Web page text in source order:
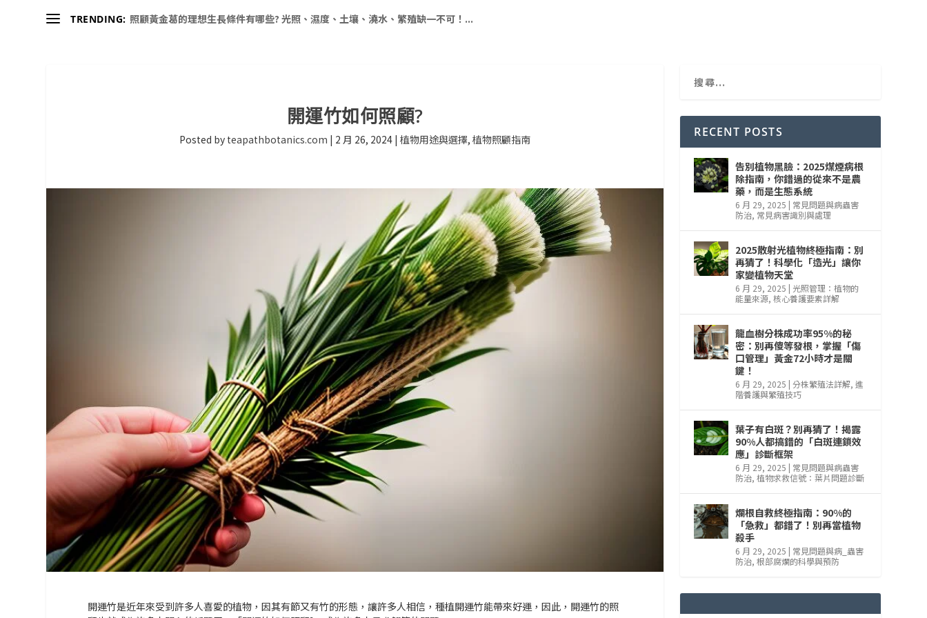
TRENDING: 照顧黃金葛的理想生長條件有哪些? 光照、濕度、土壤、澆水、繁殖缺一不可！...
開運竹如何照顧?
Posted by teapathbotanics.com | 2 月 26, 2024 |植物用途與選擇,植物照顧指南
開運竹是近年來受到許多人喜愛的植物，因其有節又有竹的形態，讓許多人相信，種植開運竹能帶來好運，因此，開運竹的照
RECENT POSTS
告別植物黑臉：2025煤煙病根
除指南，你錯過的從來不是農
藥，而是生態系統
6 月 29, 2025 | 常見問題與病蟲害
防治, 常見病害識別與處理
2025散射光植物終極指南：別
再猜了！科學化「造光」讓你
家變植物天堂
6 月 29, 2025 | 光照管理：植物的
能量來源,核心養護要素詳解
龍血樹分株成功率95%的秘
密：別再傻等發根，掌握「傷
口管理」黃金72小時才是關
鍵！
6 月 29, 2025 |分株繁殖法詳解,進
階養護與繁殖技巧
葉子有白斑？別再猜了！揭露
90%人都搞錯的「白斑連鎖效
應」診斷框架
6 月 29, 2025 | 常見問題與病蟲害
防治,植物求救信號：葉片問題診斷
爛根自救終極指南：90%的
「急救」都錯了！別再當植物
殺手
6 月 29, 2025 | 常見問題與病_蟲害
防治,根部腐爛的科學與預防